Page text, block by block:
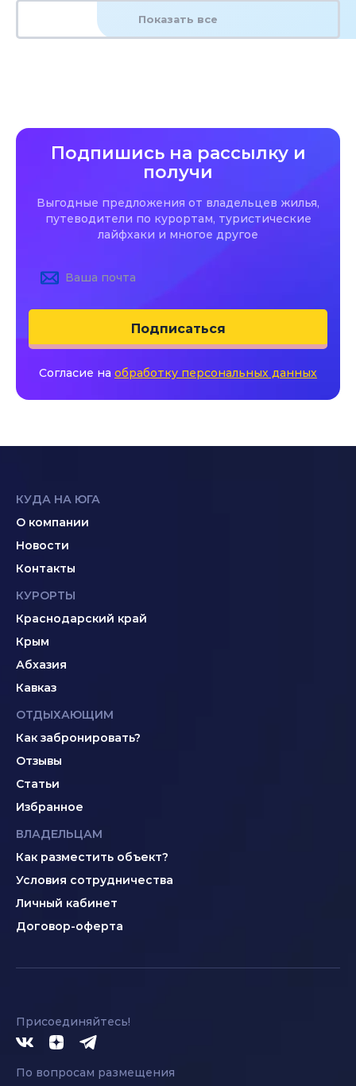
Показать все
Подпишись на рассылку и
получи
Выгодные предложения от владельцев жилья,
путеводители по курортам, туристические
лайфхаки и многое другое
Подписаться
Согласие на обработку персональных данных
КУДА НА ЮГА
О компании
Новости
Контакты
КУРОРТЫ
Краснодарский край
Крым
Абхазия
Кавказ
ОТДЫХАЮЩИМ
Как забронировать?
Отзывы
Статьи
Избранное
ВЛАДЕЛЬЦАМ
Как разместить объект?
Условия сотрудничества
Личный кабинет
Договор-оферта
Присоединяйтесь!
По вопросам размещения